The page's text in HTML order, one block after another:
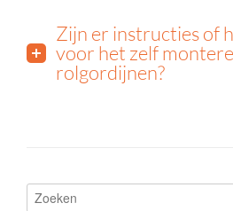
Zijn er instructies of
voor het zelf
rolgordijnen?